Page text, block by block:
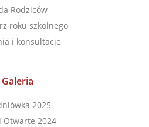
Rodziców
roku szkolnego
i konsultacje
Galeria
2025
Otwarte 2024